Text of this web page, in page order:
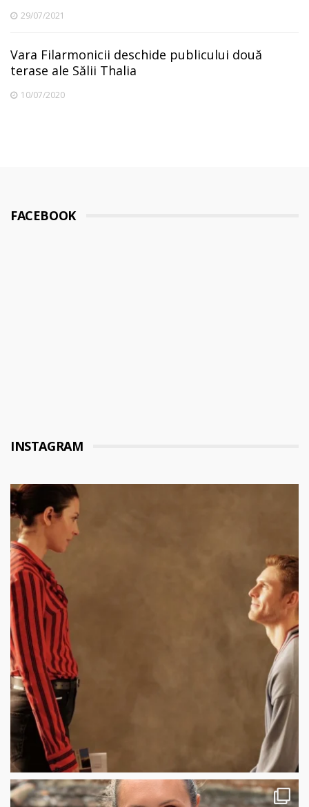
29/07/2021
Vara Filarmonicii deschide publicului două
terase ale Sălii Thalia
10/07/2020
FACEBOOK
INSTAGRAM